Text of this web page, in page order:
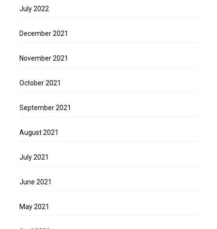
July 2022
December 2021
November 2021
October 2021
September 2021
August 2021
July 2021
June 2021
May 2021